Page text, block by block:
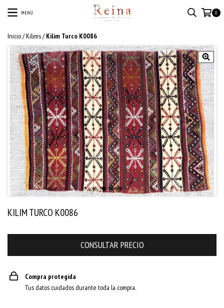
MENÚ 0
Inicio/Kilims/ Kilim Turco K0086
KILIM TURCO K0086
Compra protegida
Tus datos cuidados durante toda la compra.